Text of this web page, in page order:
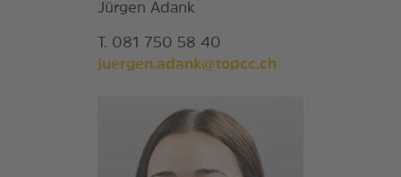
Jürgen Adank
T. 081 750 58 40
juergen.adank@topcc.ch